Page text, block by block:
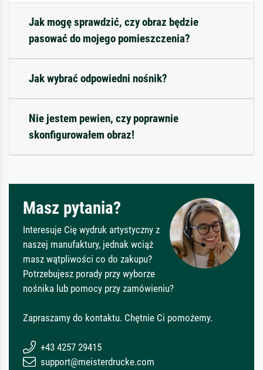
Jak mogę sprawdzić, czy obraz będzie
pasować do mojego pomieszczenia?
Jak wybrać odpowiedni nośnik?
Nie jestem pewien, czy poprawnie
skonfigurowałem obraz!
Masz pytania?
Interesuje Cię wydruk artystyczny z
naszej manufaktury, jednak wciąż
masz wątpliwości co do zakupu?
Potrzebujesz porady przy wyborze
nośnika lub pomocy przy zamówieniu?
Zapraszamy do kontaktu. Chętnie Ci pomożemy.
+43 4257 29415
support@meisterdrucke.com